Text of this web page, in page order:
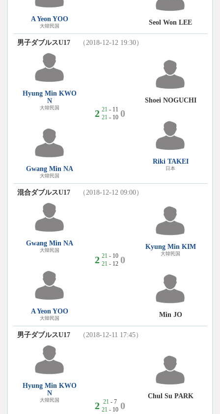
A Yeon YOO
大韓民国 Seol Won LEE
男子ダブルスU17 （2018-12-12 19:30）
Hyung Min KWO
N
大韓民国
Gwang Min NA
大韓民国
2 21 - 11
21 - 10 0
Shoei NOGUCHI
Riki TAKEI
日本
混合ダブルスU17 （2018-12-12 09:00）
Gwang Min NA
大韓民国
A Yeon YOO
大韓民国
2 21 - 10
21 - 12 0
Kyung Min KIM
大韓民国
Min JO
男子ダブルスU17 （2018-12-11 17:45）
Hyung Min KWO
N
大韓民国
2 21 - 7
21 - 10 0
Chul Su PARK